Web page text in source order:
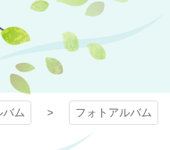
ム フォトアルバム